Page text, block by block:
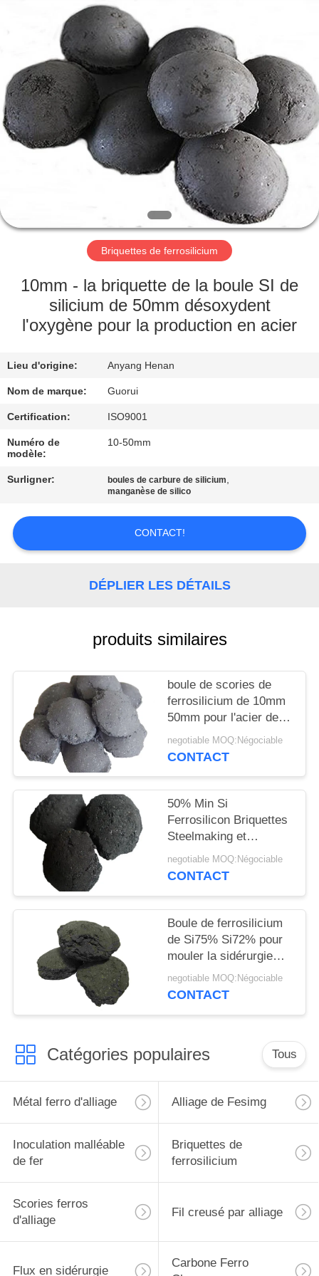
MAISON
PRODUITS
DE
NOUS
VISITE
D'USINE
DE
QUALITÉ
CONTACTEZ-
NOUS
DEMANDEZ
DU
SITE
PRIVACY
POLICY
Guorui
Metallurgical
Refractories
Co.,
Ltd.
All
Rights
Reserved.
Briquettes de ferrosilicium
10mm - la briquette de la boule SI de
silicium de 50mm désoxydent
l'oxygène pour la production en acier
Lieu d'origine: Anyang Henan
Nom de marque: Guorui
Certification: ISO9001
Numéro de
modèle:
10-50mm
Surligner: boules de carbure de silicium,
manganèse de silico
CONTACT!
DÉPLIER LES DÉTAILS
produits similaires
boule de scories de
ferrosilicium de 10mm
50mm pour l'acier de
Deoxidizer
negotiable MOQ:Négociable
CONTACT
50% Min Si
Ferrosilicon Briquettes
Steelmaking et
industries de fonderie
negotiable MOQ:Négociable
CONTACT
Boule de ferrosilicium
de Si75% Si72% pour
mouler la sidérurgie
non ferreuse
negotiable MOQ:Négociable
CONTACT
Catégories populaires Tous
Métal ferro d'alliage Alliage de Fesimg
Inoculation malléable
de fer
Briquettes de
ferrosilicium
Scories ferros
d'alliage
Fil creusé par alliage
Flux en sidérurgie
Carbone Ferro